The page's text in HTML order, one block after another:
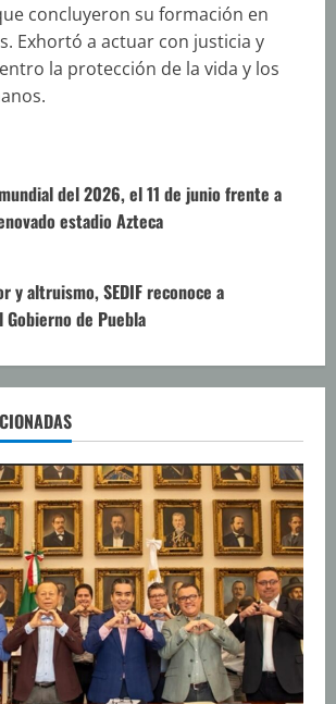
concluyeron su formación en
Exhortó a actuar con justicia y
la protección de la vida y los
del 2026, el 11 de junio frente a
estadio Azteca
y altruismo, SEDIF reconoce a
de Puebla